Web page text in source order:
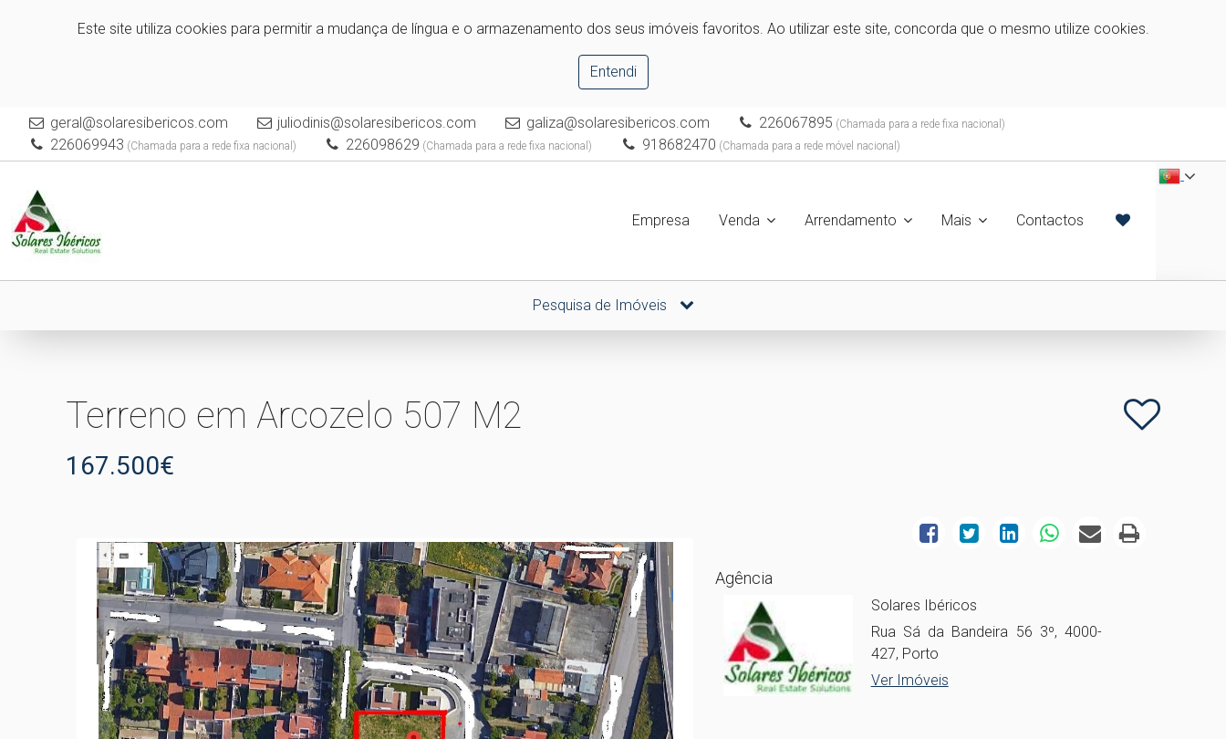
Este site utiliza cookies para permitir a mudança de língua e o armazenamento dos seus imóveis favoritos. Ao utilizar este site, concorda que o mesmo utilize cookies.
Entendi
geral@solaresibericos.com juliodinis@solaresibericos.com galiza@solaresibericos.com 226067895 (Chamada para a rede fixa nacional)
226069943 (Chamada para a rede fixa nacional) 226098629 (Chamada para a rede fixa nacional) 918682470 (Chamada para a rede móvel nacional)
Empresa Venda Arrendamento Mais Contactos
Pesquisa de Imóveis
Terreno em Arcozelo 507 M2
167.500€
Agência
Solares Ibéricos
Rua Sá da Bandeira 56 3º, 4000-
427, Porto
Ver Imóveis